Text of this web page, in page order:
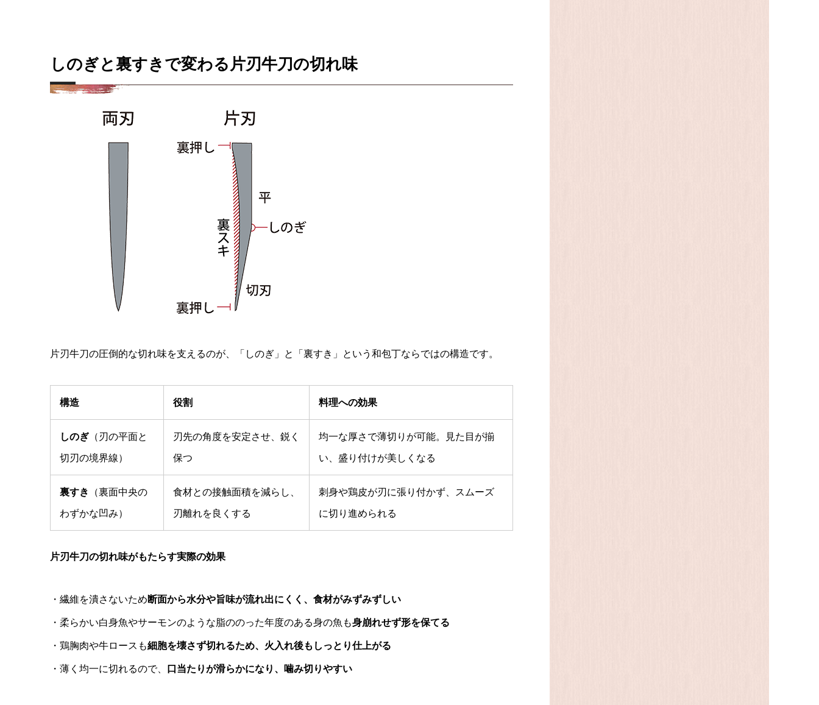
しのぎと裏すきで変わる片刃牛刀の切れ味
片刃牛刀の圧倒的な切れ味を支えるのが、「しのぎ」と「裏すき」という和包丁ならではの構造です。
構造 役割 料理への効果
しのぎ （刃の平面と
切刃の境界線）
刃先の角度を安定させ、鋭く
保つ
均一な厚さで薄切りが可能。見た目が揃
い、盛り付けが美しくなる
裏すき （裏面中央の
わずかな凹み）
食材との接触面積を減らし、
刃離れを良くする
刺身や鶏皮が刃に張り付かず、スムーズ
に切り進められる
片刃牛刀の切れ味がもたらす実際の効果
・繊維を潰さないため断面から水分や旨味が流れ出にくく、食材がみずみずしい
・柔らかい白身魚やサーモンのような脂ののった年度のある身の魚も身崩れせず形を保てる
・鶏胸肉や牛ロースも細胞を壊さず切れるため、火入れ後もしっとり仕上がる
・薄く均一に切れるので、 口当たりが滑らかになり、噛み切りやすい